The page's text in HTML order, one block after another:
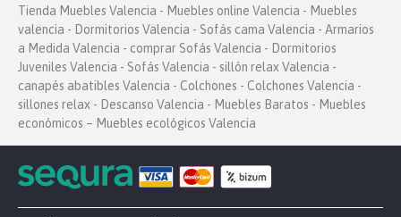
Tienda Muebles Valencia - Muebles online Valencia - Muebles
valencia - Dormitorios Valencia - Sofás cama Valencia - Armarios
a Medida Valencia - comprar Sofás Valencia - Dormitorios
Juveniles Valencia - Sofás Valencia - sillón relax Valencia -
canapés abatibles Valencia - Colchones - Colchones Valencia -
sillones relax - Descanso Valencia - Muebles Baratos - Muebles
económicos – Muebles ecológicos Valencia